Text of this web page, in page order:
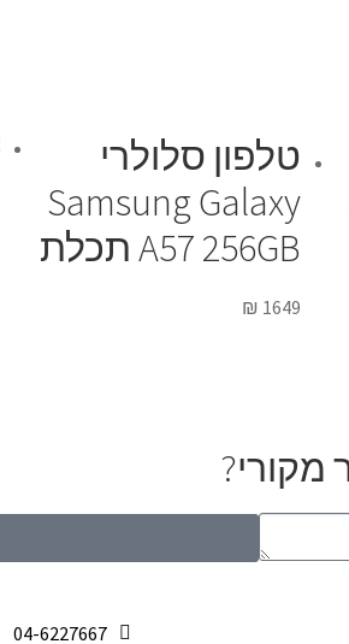
טלפון סלולרי
Samsung Galaxy
A57 256GB תכלת
₪ 1649
04-6227667